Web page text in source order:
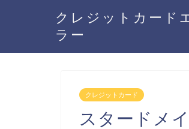
クレジットカード
ラー
クレジットカード
スタードメ